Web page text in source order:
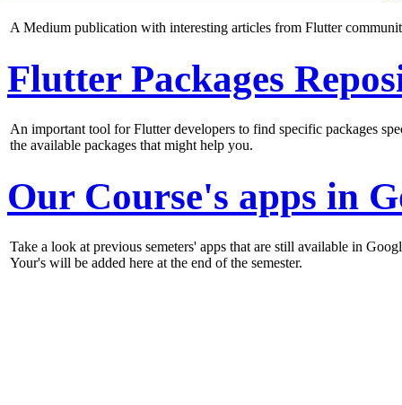
A Medium publication with interesting articles from Flutter
Flutter Packages
An important tool for Flutter developers to find specific packages
the available packages that might help you.
Our Course's apps in
Take a look at previous semeters' apps that are still available in
Your's will be added here at the end of the semester.